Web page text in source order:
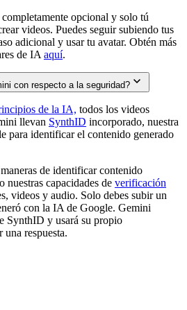
opcional y solo tú
videos. Puedes seguir subiendo tus
adicional y usar tu avatar. Obtén más
de IA aquí.
con respecto a la seguridad?
de la IA, todos los videos
llevan SynthID incorporado, nuestra
para identificar el contenido generado
de identificar contenido
capacidades de verificación
videos y audio. Solo debes subir un
con la IA de Google. Gemini
SynthID y usará su propio
respuesta.